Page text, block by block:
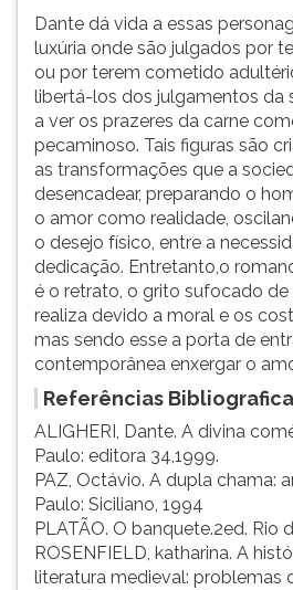
Dante dá vida a essas
luxúria onde são julgados por
ou por terem cometido
libertá-los dos julgamentos da
a ver os prazeres da carne
pecaminoso. Tais figuras são
as transformações que a
desencadear, preparando o
o amor como realidade,
o desejo físico, entre a
dedicação. Entretanto,o
é o retrato, o grito sufocado
realiza devido a moral e os
mas sendo esse a porta de
contemporânea enxergar o
Referências
ALIGHERI, Dante. A divina
Paulo: editora 34,1999.
PAZ, Octávio. A dupla chama:
Paulo: Siciliano, 1994
PLATÃO. O banquete.2ed. Rio
ROSENFIELD, katharina. A
literatura medieval: problemas